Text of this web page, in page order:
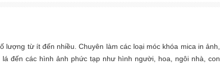
từ ít đến nhiều. Chuyên làm các loại móc khóa mica in ảnh,
đến các hình ảnh phức tạp như hình người, hoa, ngôi nhà, con